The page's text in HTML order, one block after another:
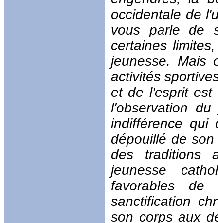
occidentale de
vous parle de
certaines
jeunesse. Mais
activités
et de l'esprit est
l'observation
indifférence qui
dépouillé de
des traditions
jeunesse
favorables
sanctification
son corps aux